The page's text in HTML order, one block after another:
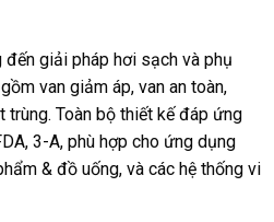
đến giải pháp hơi sạch và phụ
van giảm áp, van an toàn,
Toàn bộ thiết kế đáp ứng
3-A, phù hợp cho ứng dụng
& đồ uống, và các hệ thống vi